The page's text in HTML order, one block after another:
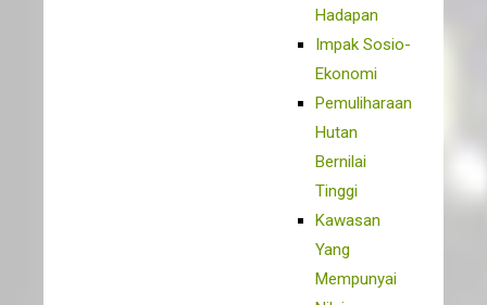
Hadapan
Impak Sosio-
Ekonomi
Pemuliharaan
Hutan
Bernilai
Tinggi
Kawasan
Yang
Mempunyai